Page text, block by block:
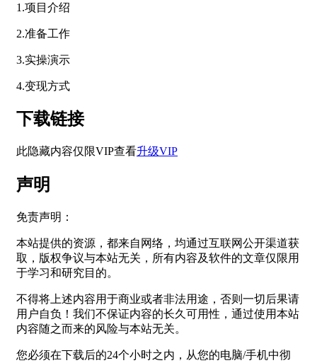
1.项目介绍
2.准备工作
3.实操演示
4.变现方式
下载链接
此隐藏内容仅限VIP查看升级VIP
声明
免责声明：
本站提供的资源，都来自网络，均通过互联网公开渠道获
取，版权争议与本站无关，所有内容及软件的文章仅限用
于学习和研究目的。
不得将上述内容用于商业或者非法用途，否则一切后果请
用户自负！我们不保证内容的长久可用性，通过使用本站
内容随之而来的风险与本站无关。
您必须在下载后的24个小时之内，从您的电脑/手机中彻